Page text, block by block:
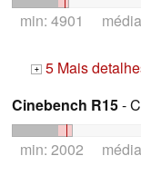
min: 4901
+ 5 Mais
Cinebench R15-
min: 2002